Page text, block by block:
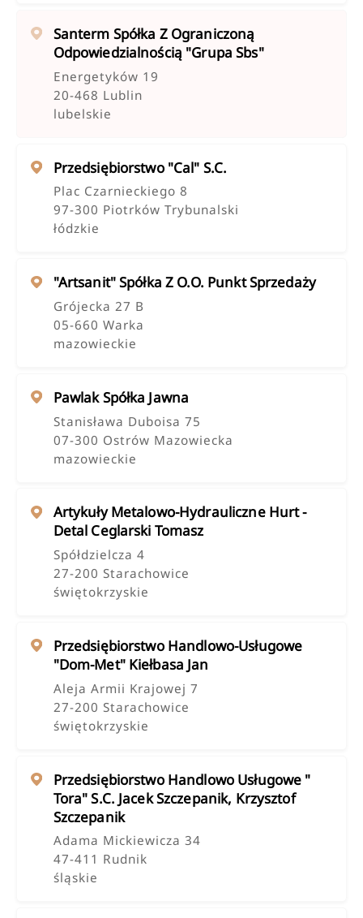
Santerm Spółka Z Ograniczoną
Odpowiedzialnością "grupa Sbs"
Energetyków 19
20-468 Lublin
lubelskie
Przedsiębiorstwo "cal" S.c.
Plac Czarnieckiego 8
97-300 Piotrków Trybunalski
łódzkie
"artsanit" Spółka Z O.o. Punkt Sprzedaży
Grójecka 27 B
05-660 Warka
mazowieckie
Pawlak Spółka Jawna
Stanisława Duboisa 75
07-300 Ostrów Mazowiecka
mazowieckie
Artykuły Metalowo-Hydrauliczne Hurt -
Detal Ceglarski Tomasz
Spółdzielcza 4
27-200 Starachowice
świętokrzyskie
Przedsiębiorstwo Handlowo-Usługowe
"dom-Met" Kiełbasa Jan
Aleja Armii Krajowej 7
27-200 Starachowice
świętokrzyskie
Przedsiębiorstwo Handlowo Usługowe "
Tora" S.c. Jacek Szczepanik, Krzysztof
Szczepanik
Adama Mickiewicza 34
47-411 Rudnik
śląskie